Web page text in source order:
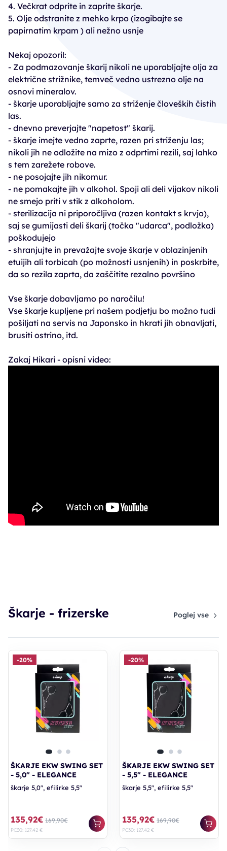
4. Večkrat odprite in zaprite škarje.
5. Olje odstranite z mehko krpo (izogibajte se
papirnatim krpam ) ali nežno usnje
Nekaj opozoril:
- Za podmazovanje škarij nikoli ne uporabljajte olja za
električne strižnike, temveč vedno ustrezno olje na
osnovi mineralov.
- škarje uporabljajte samo za striženje človeških čistih
las.
- dnevno preverjajte "napetost" škarij.
- škarje imejte vedno zaprte, razen pri striženju las;
nikoli jih ne odložite na mizo z odprtimi rezili, saj lahko
s tem zarežete robove.
- ne posojajte jih nikomur.
- ne pomakajte jih v alkohol. Spoji ali deli vijakov nikoli
ne smejo priti v stik z alkoholom.
- sterilizacija ni priporočljiva (razen kontakt s krvjo),
saj se gumijasti deli škarij (točka "udarca", podložka)
poškodujejo
- shranjujte in prevažajte svoje škarje v oblazinjenih
etuijih ali torbicah (po možnosti usnjenih) in poskrbite,
da so rezila zaprta, da zaščitite rezalno površino
Vse škarje dobavljamo po naročilu!
Vse škarje kupljene pri našem podjetju bo možno tudi
pošiljati na servis na Japonsko in hkrati jih obnavljati,
brusiti ostrino, itd.
Zakaj Hikari - opisni video:
Škarje - frizerske Poglej vse
-20%
ŠKARJE EKW SWING SET
- 5,0" - ELEGANCE
škarje 5,0", efilirke 5,5"
135,92€ 169,90€
PC30: 127,42 €
-20%
ŠKARJE EKW SWING SET
- 5,5" - ELEGANCE
škarje 5,5", efilirke 5,5"
135,92€ 169,90€
PC30: 127,42 €